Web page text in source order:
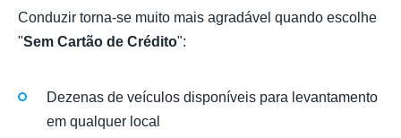
Conduzir torna-se muito mais agradável quando escolhe
"Sem Cartão de Crédito":
Dezenas de veículos disponíveis para levantamento
em qualquer local